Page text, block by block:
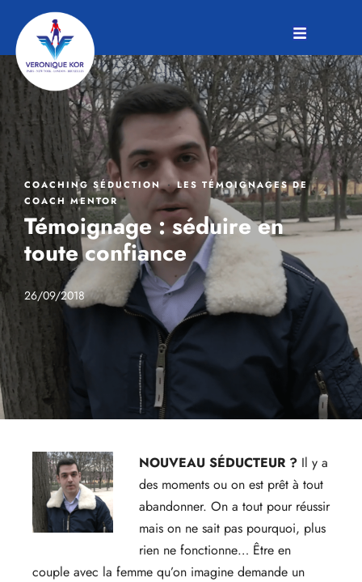
COACHING SÉDUCTION·LES TÉMOIGNAGES DE
COACH MENTOR
Témoignage : séduire en
toute confiance
26/09/2018
NOUVEAU SÉDUCTEUR ? Il y a
des moments ou on est prêt à tout
abandonner. On a tout pour réussir
mais on ne sait pas pourquoi, plus
rien ne fonctionne… Être en
couple avec la femme qu’on imagine demande un